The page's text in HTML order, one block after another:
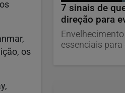
os
7 sinais de
direção para
essenciais